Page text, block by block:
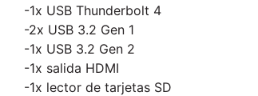
-1x USB Thunderbolt 4
-2x USB 3.2 Gen 1
-1x USB 3.2 Gen 2
-1x salida HDMI
-1x lector de tarjetas SD